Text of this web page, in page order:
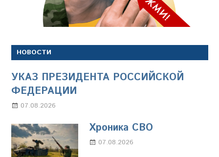
НОВОСТИ
УКАЗ ПРЕЗИДЕНТА РОССИЙСКОЙ
ФЕДЕРАЦИИ
07.08.2026
Хроника СВО
07.08.2026